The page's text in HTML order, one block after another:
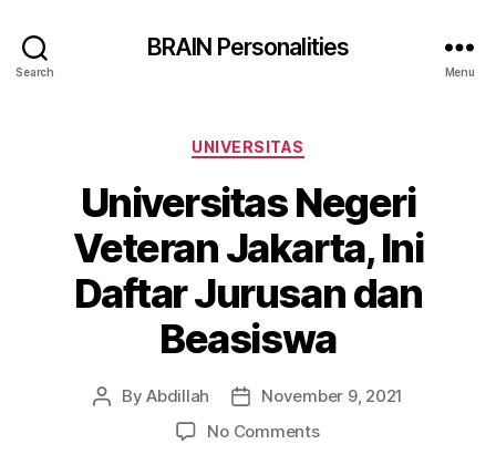
Search
BRAIN Personalities
Menu
Categories
UNIVERSITAS
Universitas Negeri
Veteran Jakarta, Ini
Daftar Jurusan dan
Beasiswa
PostByAbdillah
Post
date
November 9, 2021
No Commentson